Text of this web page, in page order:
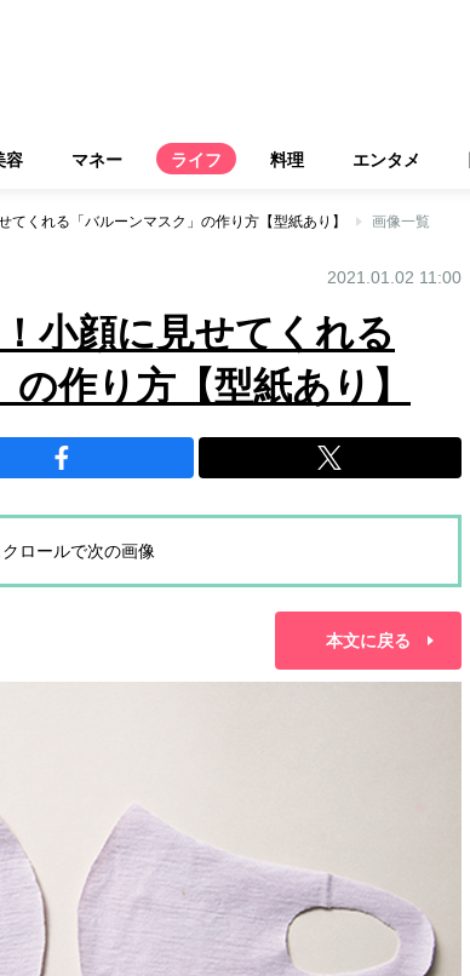
容 マネー ライフ 料理 エンタメ
てくれる「バルーンマスク」の作り方【型紙あり】 画像一覧
2021.01.02 11:00
小顔に見せてくれる
の作り方【型紙あり】
ロールで次の画像
本文に戻る